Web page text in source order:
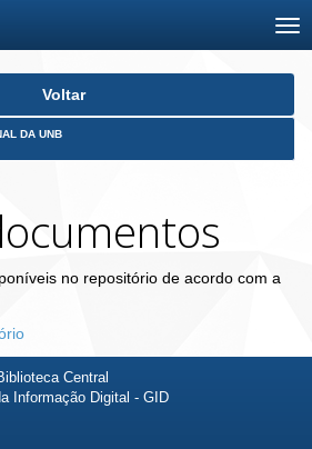
Voltar
DA UNB
no repositório de acordo com a
Central
Informação Digital - GID